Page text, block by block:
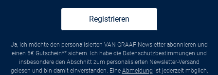
Registrieren
Ja, ich möchte den personalisierten VAN GRAAF Newsletter abonnieren und
einen 5€ Gutschein** sichern. Ich habe die Datenschutzbestimmungen und
insbesondere den Abschnitt zum personalisierten Newsletter-Versand
gelesen und bin damit einverstanden. Eine Abmeldung ist jederzeit möglich,